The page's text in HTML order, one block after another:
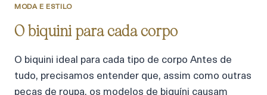
MODA E ESTILO
O biquini para cada corpo
O biquini ideal para cada tipo de corpo Antes de
tudo, precisamos entender que, assim como outras
peças de roupa, os modelos de biquíni causam